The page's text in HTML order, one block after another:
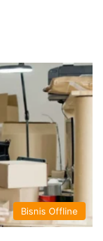
Bisnis Offline